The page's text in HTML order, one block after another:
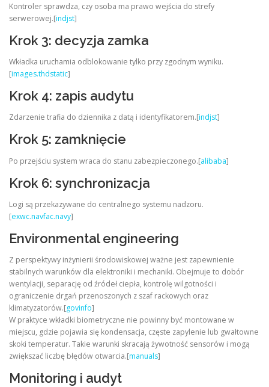
Kontroler sprawdza, czy osoba ma prawo wejścia do strefy
serwerowej.[indjst]
Krok 3: decyzja zamka
Wkładka uruchamia odblokowanie tylko przy zgodnym wyniku.
[images.thdstatic]
Krok 4: zapis audytu
Zdarzenie trafia do dziennika z datą i identyfikatorem.[indjst]
Krok 5: zamknięcie
Po przejściu system wraca do stanu zabezpieczonego.[alibaba]
Krok 6: synchronizacja
Logi są przekazywane do centralnego systemu nadzoru.
[exwc.navfac.navy]
Environmental engineering
Z perspektywy inżynierii środowiskowej ważne jest zapewnienie
stabilnych warunków dla elektroniki i mechaniki. Obejmuje to dobór
wentylacji, separację od źródeł ciepła, kontrolę wilgotności i
ograniczenie drgań przenoszonych z szaf rackowych oraz
klimatyzatorów.[govinfo]
W praktyce wkładki biometryczne nie powinny być montowane w
miejscu, gdzie pojawia się kondensacja, częste zapylenie lub gwałtowne
skoki temperatur. Takie warunki skracają żywotność sensorów i mogą
zwiększać liczbę błędów otwarcia.[manuals]
Monitoring i audyt